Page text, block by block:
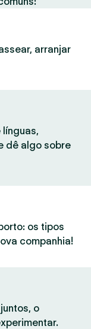
arranjar
dê algo sobre
os tipos
companhia!
o